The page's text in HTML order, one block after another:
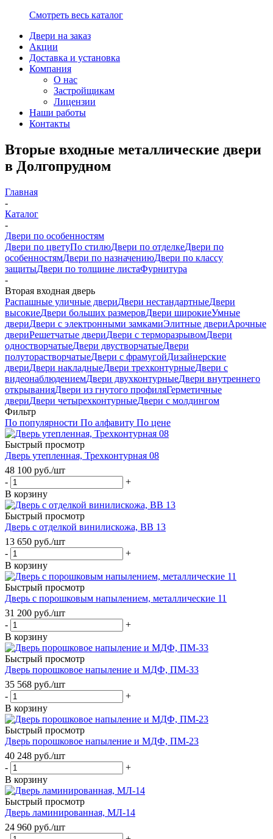
Смотреть весь каталог
Двери на заказ
Акции
Доставка и установка
Компания
О нас
Застройщикам
Лицензии
Наши работы
Контакты
Вторые входные металлические двери
в Долгопрудном
Главная
-
Каталог
-
Двери по особенностям
Двери по цветуПо стилюДвери по отделкеДвери по
особенностямДвери по назначениюДвери по классу
защитыДвери по толщине листаФурнитура
-
Вторая входная дверь
Распашные уличные двериДвери нестандартныеДвери
высокиеДвери больших размеровДвери широкиеУмные
двериДвери с электронными замкамиЭлитные двериАрочные
двериРешетчатые двериДвери с терморазрывомДвери
одностворчатыеДвери двустворчатыеДвери
полуторастворчатыеДвери с фрамугойДизайнерские
двериДвери накладныеДвери трехконтурныеДвери с
видеонаблюдениемДвери двухконтурныеДвери внутреннего
открыванияДвери из гнутого профиляГерметичные
двериДвери четырехконтурныеДвери с молдингом
Фильтр
По популярности По алфавиту По цене
Быстрый просмотр
Дверь утепленная, Трехконтурная 08
48 100 руб./шт
-
+
В корзину
Быстрый просмотр
Дверь с отделкой винилискожа, ВВ 13
13 650 руб./шт
-
+
В корзину
Быстрый просмотр
Дверь с порошковым напылением, металлические 11
31 200 руб./шт
-
+
В корзину
Быстрый просмотр
Дверь порошковое напыление и МДФ, ПМ-33
35 568 руб./шт
-
+
В корзину
Быстрый просмотр
Дверь порошковое напыление и МДФ, ПМ-23
40 248 руб./шт
-
+
В корзину
Быстрый просмотр
Дверь ламинированная, МЛ-14
24 960 руб./шт